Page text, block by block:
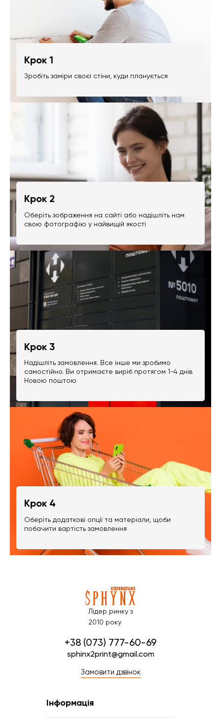
Крок 1
Зробіть заміри своєї стіни, куди планується
Крок 2
Оберіть зображення на сайті або надішліть нам
свою фотографію у найвищій якості
Крок 3
Надішліть замовлення. Все інше ми зробимо
самостійно. Ви отримаєте виріб протягом 1-4 днів
Новою поштою
Крок 4
Оберіть додаткові опції та матеріали, щоби
побачити вартість замовлення
Лідер ринку з
2010 року
+38 (073) 777-60-69
sphinx2print@gmail.com
Замовити дзвінок
Інформація